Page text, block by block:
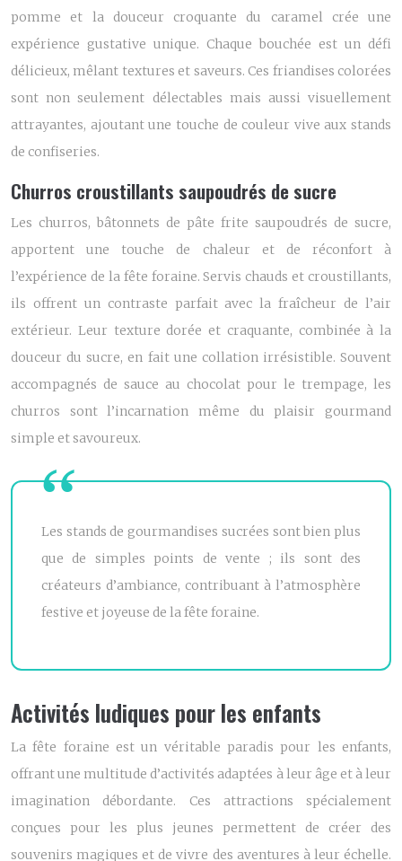
pomme et la douceur croquante du caramel crée une
expérience gustative unique. Chaque bouchée est un défi
délicieux, mêlant textures et saveurs. Ces friandises colorées
sont non seulement délectables mais aussi visuellement
attrayantes, ajoutant une touche de couleur vive aux stands
de confiseries.
Churros croustillants saupoudrés de sucre
Les churros, bâtonnets de pâte frite saupoudrés de sucre,
apportent une touche de chaleur et de réconfort à
l’expérience de la fête foraine. Servis chauds et croustillants,
ils offrent un contraste parfait avec la fraîcheur de l’air
extérieur. Leur texture dorée et craquante, combinée à la
douceur du sucre, en fait une collation irrésistible. Souvent
accompagnés de sauce au chocolat pour le trempage, les
churros sont l’incarnation même du plaisir gourmand
simple et savoureux.
Les stands de gourmandises sucrées sont bien plus
que de simples points de vente ; ils sont des
créateurs d’ambiance, contribuant à l’atmosphère
festive et joyeuse de la fête foraine.
Activités ludiques pour les enfants
La fête foraine est un véritable paradis pour les enfants,
offrant une multitude d’activités adaptées à leur âge et à leur
imagination débordante. Ces attractions spécialement
conçues pour les plus jeunes permettent de créer des
souvenirs magiques et de vivre des aventures à leur échelle.